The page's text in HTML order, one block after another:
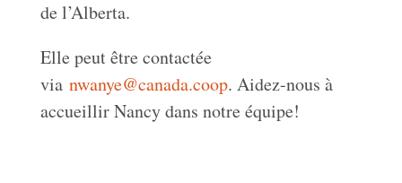
de l’Alberta.
Elle peut être contactée
via nwanye@canada.coop. Aidez-nous à
accueillir Nancy dans notre équipe!